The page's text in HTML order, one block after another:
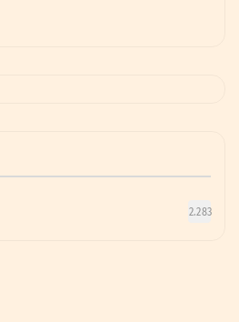
2.283